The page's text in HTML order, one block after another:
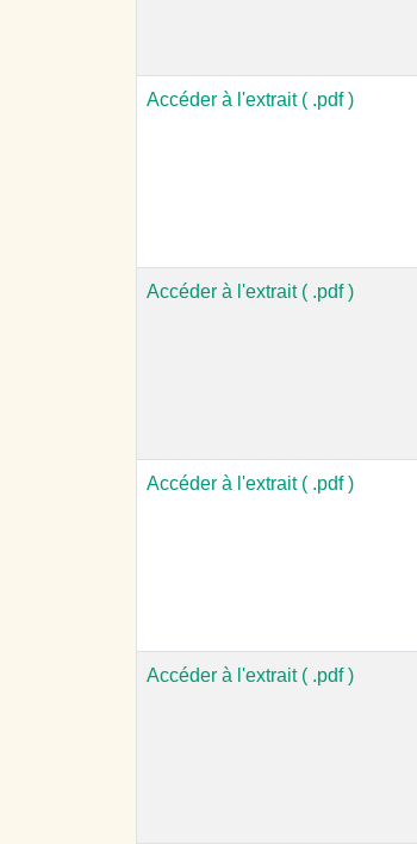
Accéder à l'extrait ( .pdf )
Accéder à l'extrait ( .pdf )
Accéder à l'extrait ( .pdf )
Accéder à l'extrait ( .pdf )